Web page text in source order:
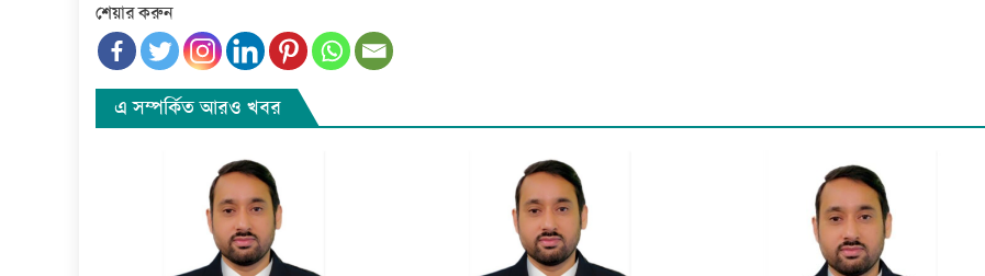
শেয়ার করুন
এ সম্পর্কিত আরও খবর